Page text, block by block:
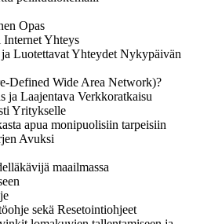
Opas
Yhteys
Luotettavat Yhteydet Nykypäivän
Defined Wide Area Network)?
ja Laajentava Verkkoratkaisu
Yritykselle
apua monipuolisiin tarpeisiin
Avuksi
maailmassa
sekä Resetointiohjeet